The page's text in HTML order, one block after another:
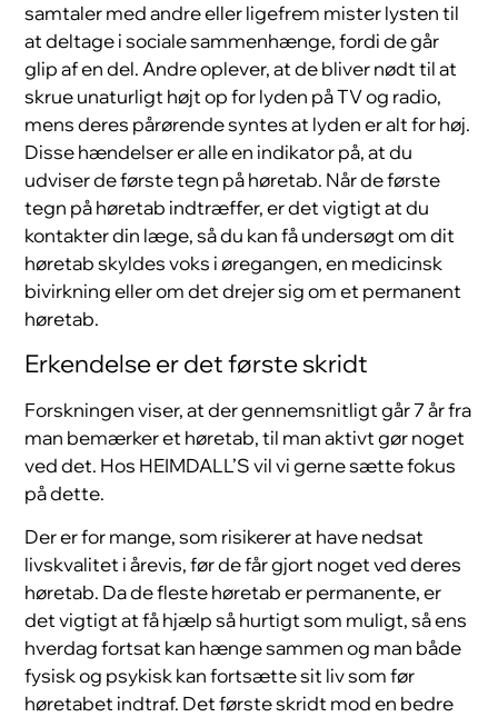
samtaler med andre eller ligefrem mister lysten til
at deltage i sociale sammenhænge, fordi de går
glip af en del. Andre oplever, at de bliver nødt til at
skrue unaturligt højt op for lyden på TV og radio,
mens deres pårørende syntes at lyden er alt for høj.
Disse hændelser er alle en indikator på, at du
udviser de første tegn på høretab. Når de første
tegn på høretab indtræffer, er det vigtigt at du
kontakter din læge, så du kan få undersøgt om dit
høretab skyldes voks i øregangen, en medicinsk
bivirkning eller om det drejer sig om et permanent
høretab.
Erkendelse er det første skridt
Forskningen viser, at der gennemsnitligt går 7 år fra
man bemærker et høretab, til man aktivt gør noget
ved det. Hos HEIMDALL’S vil vi gerne sætte fokus
på dette.
Der er for mange, som risikerer at have nedsat
livskvalitet i årevis, før de får gjort noget ved deres
høretab. Da de fleste høretab er permanente, er
det vigtigt at få hjælp så hurtigt som muligt, så ens
hverdag fortsat kan hænge sammen og man både
fysisk og psykisk kan fortsætte sit liv som før
høretabet indtraf. Det første skridt mod en bedre